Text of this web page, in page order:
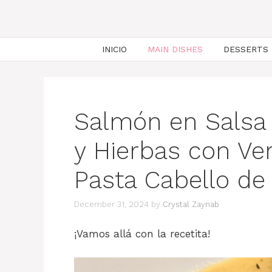
INICIO MAIN DISHES DESSERTS
Salmón en
y Hierbas con
Pasta Cabello de
December 31, 2024 by Crystal Zaynab
¡Vamos allá con la recetita!